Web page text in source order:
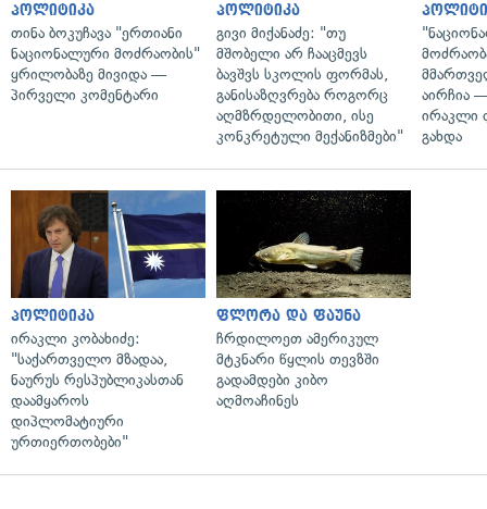
პოლიტიკა
თინა ბოკუჩავა "ერთიანი
ნაციონალური მოძრაობის"
ყრილობაზე მივიდა —
პირველი კომენტარი
პოლიტიკა
გივი მიქანაძე: "თუ
მშობელი არ ჩააცმევს
ბავშვს სკოლის ფორმას,
განისაზღვრება როგორც
აღმზრდელობითი, ისე
კონკრეტული მექანიზმები"
აირჩია
ირაკლი
გახდა
პოლიტიკა
ირაკლი კობახიძე:
"საქართველო მზადაა,
ნაურუს რესპუბლიკასთან
დაამყაროს
დიპლომატიური
ურთიერთობები"
ფლორა და ფაუნა
ჩრდილოეთ ამერიკულ
მტკნარი წყლის თევზში
გადამდები კიბო
აღმოაჩინეს